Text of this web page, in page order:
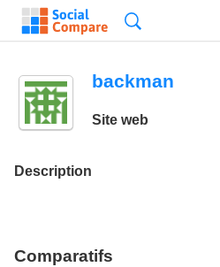
backman
Site web
Description
Comparatifs